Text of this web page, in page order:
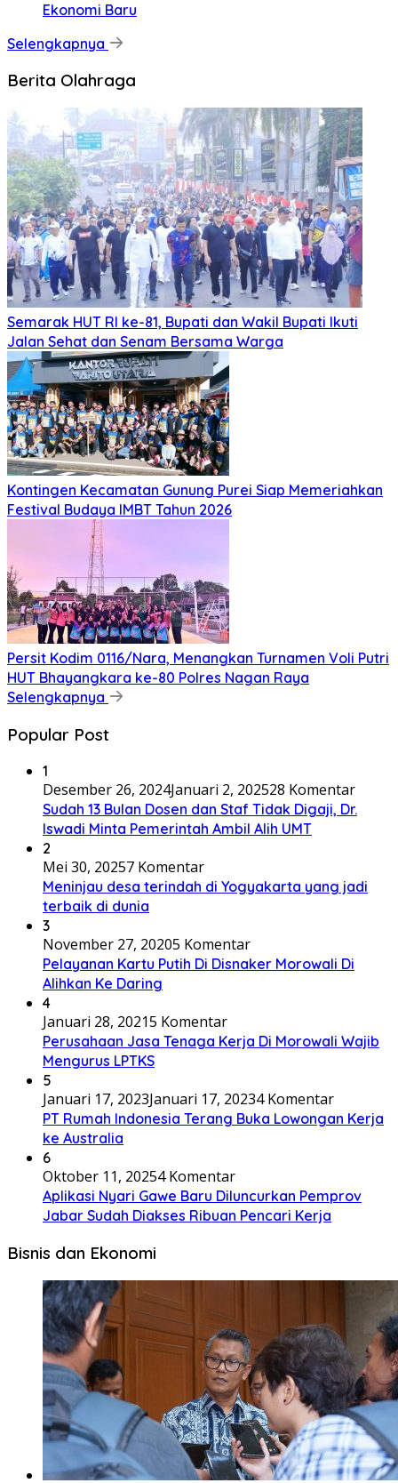
Ekonomi Baru
Selengkapnya
Berita Olahraga
Semarak HUT RI ke-81, Bupati dan Wakil Bupati Ikuti
Jalan Sehat dan Senam Bersama Warga
Kontingen Kecamatan Gunung Purei Siap Memeriahkan
Festival Budaya IMBT Tahun 2026
Persit Kodim 0116/Nara, Menangkan Turnamen Voli Putri
HUT Bhayangkara ke-80 Polres Nagan Raya
Selengkapnya
Popular Post
1
Desember 26, 2024Januari 2, 202528 Komentar
Sudah 13 Bulan Dosen dan Staf Tidak Digaji, Dr.
Iswadi Minta Pemerintah Ambil Alih UMT
2
Mei 30, 20257 Komentar
Meninjau desa terindah di Yogyakarta yang jadi
terbaik di dunia
3
November 27, 20205 Komentar
Pelayanan Kartu Putih Di Disnaker Morowali Di
Alihkan Ke Daring
4
Januari 28, 20215 Komentar
Perusahaan Jasa Tenaga Kerja Di Morowali Wajib
Mengurus LPTKS
5
Januari 17, 2023Januari 17, 20234 Komentar
PT Rumah Indonesia Terang Buka Lowongan Kerja
ke Australia
6
Oktober 11, 20254 Komentar
Aplikasi Nyari Gawe Baru Diluncurkan Pemprov
Jabar Sudah Diakses Ribuan Pencari Kerja
Bisnis dan Ekonomi